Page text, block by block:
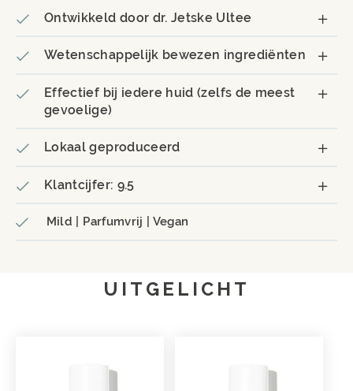
Ontwikkeld door dr. Jetske Ultee
Wetenschappelijk bewezen ingrediënten
Effectief bij iedere huid (zelfs de meest
gevoelige)
Lokaal geproduceerd
Klantcijfer: 9.5
Mild | Parfumvrij | Vegan
UITGELICHT